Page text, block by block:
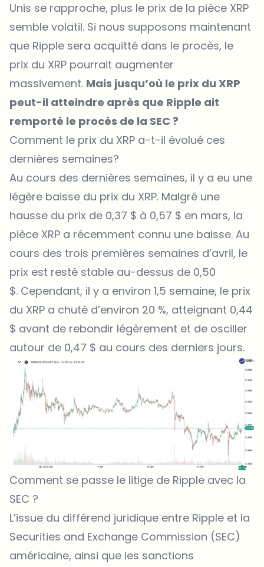
Unis se rapproche, plus le prix de la pièce XRP
semble volatil. Si nous supposons maintenant
que Ripple sera acquitté dans le procès, le
prix du XRP pourrait augmenter
massivement. Mais jusqu’où le prix du XRP
peut-il atteindre après que Ripple ait
remporté le procès de la SEC ?
Comment le prix du XRP a-t-il évolué ces
dernières semaines?
Au cours des dernières semaines, il y a eu une
légère baisse du prix du XRP. Malgré une
hausse du prix de 0,37 $ à 0,57 $ en mars, la
pièce XRP a récemment connu une baisse. Au
cours des trois premières semaines d’avril, le
prix est resté stable au-dessus de 0,50
$. Cependant, il y a environ 1,5 semaine, le prix
du XRP a chuté d’environ 20 %, atteignant 0,44
$ avant de rebondir légèrement et de osciller
autour de 0,47 $ au cours des derniers jours.
Comment se passe le litige de Ripple avec la
SEC ?
L’issue du différend juridique entre Ripple et la
Securities and Exchange Commission (SEC)
américaine, ainsi que les sanctions